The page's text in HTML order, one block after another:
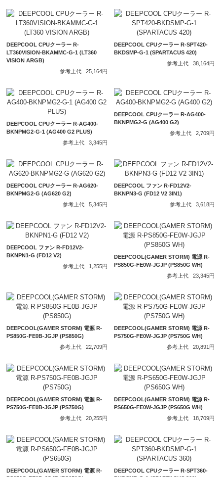
DEEPCOOL CPUクーラー R-
LT360VISION-BKAMMC-G-1 (LT360
VISION ARGB)
参考上代
25,164円
DEEPCOOL CPUクーラー R-SPT420-
BKDSMP-G-1 (SPARTACUS 420)
参考上代
38,164円
DEEPCOOL CPUクーラー R-AG400-
BKNPMG2-G-1 (AG400 G2 PLUS)
参考上代
3,345円
DEEPCOOL CPUクーラー R-AG400-
BKNPMG2-G (AG400 G2)
参考上代
2,709円
DEEPCOOL CPUクーラー R-AG620-
BKNPMG2-G (AG620 G2)
参考上代
5,345円
DEEPCOOL ファン R-FD12V2-
BKNPN3-G (FD12 V2 3IN1)
参考上代
3,618円
DEEPCOOL ファン R-FD12V2-
BKNPN1-G (FD12 V2)
参考上代
1,255円
DEEPCOOL(GAMER STORM) 電源 R-
PS850G-FE0W-JGJP (PS850G WH)
参考上代
23,345円
DEEPCOOL(GAMER STORM) 電源 R-
PS850G-FE0B-JGJP (PS850G)
参考上代
22,709円
DEEPCOOL(GAMER STORM) 電源 R-
PS750G-FE0W-JGJP (PS750G WH)
参考上代
20,891円
DEEPCOOL(GAMER STORM) 電源 R-
PS750G-FE0B-JGJP (PS750G)
参考上代
20,255円
DEEPCOOL(GAMER STORM) 電源 R-
PS650G-FE0W-JGJP (PS650G WH)
参考上代
18,709円
DEEPCOOL(GAMER STORM) 電源 R-
DEEPCOOL CPUクーラー R-SPT360-